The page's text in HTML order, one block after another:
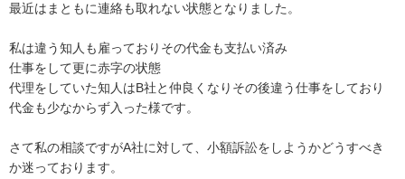
最近はまともに連絡も取れない状態となりました。
私は違う知人も雇っておりその代金も支払い済み
仕事をして更に赤字の状態
代理をしていた知人はB社と仲良くなりその後違う仕事をしており
代金も少なからず入った様です。
さて私の相談ですがA社に対して、小額訴訟をしようかどうすべき
か迷っております。